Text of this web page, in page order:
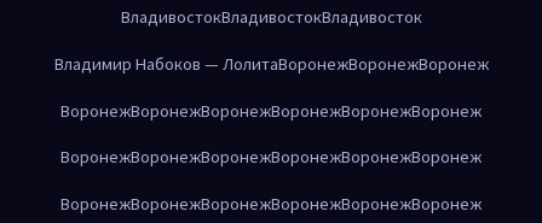
ВладивостокВладивостокВладивосток
Владимир Набоков — ЛолитаВоронежВоронежВоронеж
ВоронежВоронежВоронежВоронежВоронежВоронеж
ВоронежВоронежВоронежВоронежВоронежВоронеж
ВоронежВоронежВоронежВоронежВоронежВоронеж